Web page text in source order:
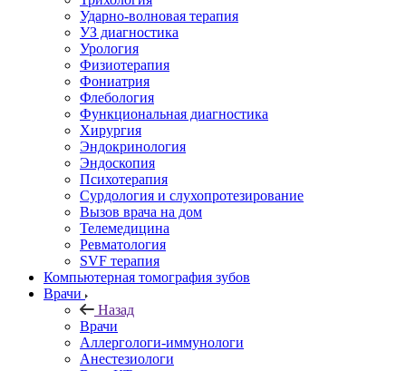
Ударно-волновая терапия
УЗ диагностика
Урология
Физиотерапия
Фониатрия
Флебология
Функциональная диагностика
Хирургия
Эндокринология
Эндоскопия
Психотерапия
Сурдология и слухопротезирование
Вызов врача на дом
Телемедицина
Ревматология
SVF терапия
Компьютерная томография зубов
Врачи
Назад
Врачи
Аллергологи-иммунологи
Анестезиологи